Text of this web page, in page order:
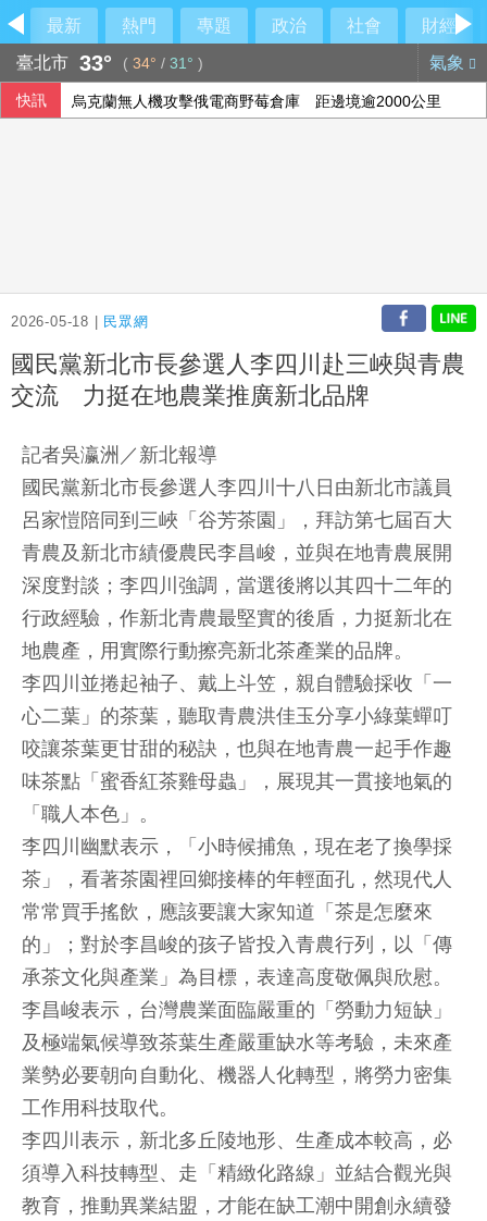
最新 熱門 專題 政治 社會
財經
臺北市 33° ( 34° / 31° ) 氣象
快訊 烏克蘭無人機攻擊俄電商野莓倉庫 距邊境逾2000公里
2026-05-18 | 民眾網
國民黨新北市長參選人李四川赴三峽與青農
交流 力挺在地農業推廣新北品牌
記者吳瀛洲／新北報導
國民黨新北市長參選人李四川十八日由新北市議員
呂家愷陪同到三峽「谷芳茶園」，拜訪第七屆百大
青農及新北市績優農民李昌峻，並與在地青農展開
深度對談；李四川強調，當選後將以其四十二年的
行政經驗，作新北青農最堅實的後盾，力挺新北在
地農產，用實際行動擦亮新北茶產業的品牌。
李四川並捲起袖子、戴上斗笠，親自體驗採收「一
心二葉」的茶葉，聽取青農洪佳玉分享小綠葉蟬叮
咬讓茶葉更甘甜的秘訣，也與在地青農一起手作趣
味茶點「蜜香紅茶雞母蟲」，展現其一貫接地氣的
「職人本色」。
李四川幽默表示，「小時候捕魚，現在老了換學採
茶」，看著茶園裡回鄉接棒的年輕面孔，然現代人
常常買手搖飲，應該要讓大家知道「茶是怎麼來
的」；對於李昌峻的孩子皆投入青農行列，以「傳
承茶文化與產業」為目標，表達高度敬佩與欣慰。
李昌峻表示，台灣農業面臨嚴重的「勞動力短缺」
及極端氣候導致茶葉生產嚴重缺水等考驗，未來產
業勢必要朝向自動化、機器人化轉型，將勞力密集
工作用科技取代。
李四川表示，新北多丘陵地形、生產成本較高，必
須導入科技轉型、走「精緻化路線」並結合觀光與
教育，推動異業結盟，才能在缺工潮中開創永續發